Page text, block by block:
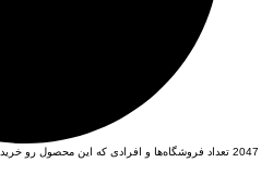
2047 تعداد فروشگاه‌ها و افرادی که این محصول رو خرید